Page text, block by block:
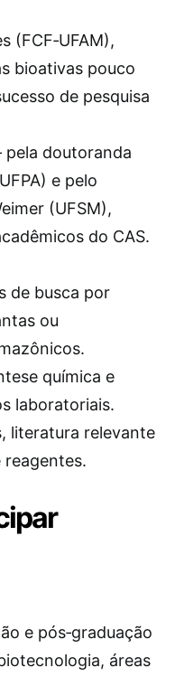
(FCF‑UFAM),
bioativas pouco
de pesquisa
pela doutoranda
e pelo
(UFSM),
do CAS.
de busca por
ou
química e
laboratoriais.
literatura relevante
e pós‑graduação
áreas